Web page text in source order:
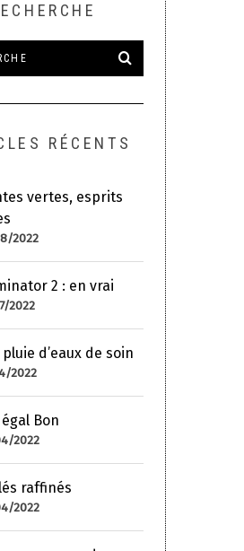
RÉCENTS
vertes, esprits
2022
2 : en vrai
2022
pluie d’eaux de soin
2022
égal Bon
2022
raffinés
2022